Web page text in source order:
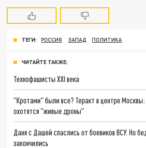
ТЕГИ: РОССИЯ ЗАПАД ПОЛИТИКА
ЧИТАЙТЕ ТАКЖЕ:
Технофашисты XXI века
"Кротами" были все? Теракт в центре Москвы:
охотятся "живые дроны"
Даня с Дашей спаслись от боевиков ВСУ. Но
закончились